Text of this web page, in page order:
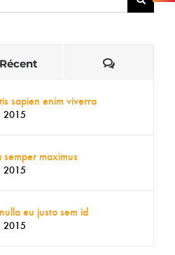
Récent
sapien enim viverra
2015
semper maximus
2015
eu justo sem id
2015